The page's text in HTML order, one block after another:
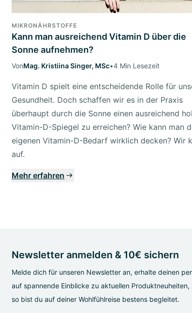
MIKRONÄHRSTOFFE
Kann man ausreichend Vitamin D über die
Sonne aufnehmen?
VonMag. Kristiina Singer, MSc•4 Min Lesezeit
Vitamin D spielt eine entscheidende Rolle für
Gesundheit. Doch schaffen wir es in der Praxis
überhaupt durch die Sonne einen ausreichend
Vitamin-D-Spiegel zu erreichen? Wie kann man
eigenen Vitamin-D-Bedarf wirklich decken? Wir
auf.
Mehr erfahren
Newsletter anmelden & 10€ sichern
Melde dich für unseren Newsletter an, erhalte deinen
auf spannende Einblicke zu aktuellen
so bist du auf deiner Wohlfühlreise bestens begleitet.